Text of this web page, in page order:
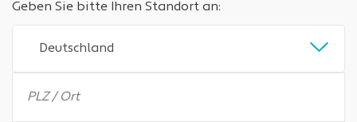
Geben Sie bitte Ihren Standort an:
Deutschland